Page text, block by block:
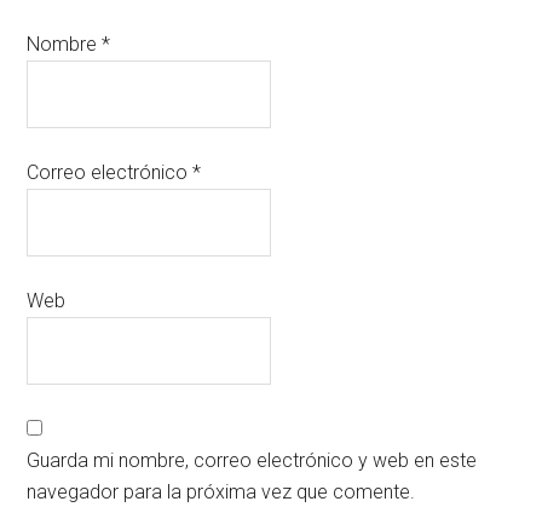
Nombre*
Correo electrónico*
Web
Guarda mi nombre, correo electrónico y web en este
navegador para la próxima vez que comente.